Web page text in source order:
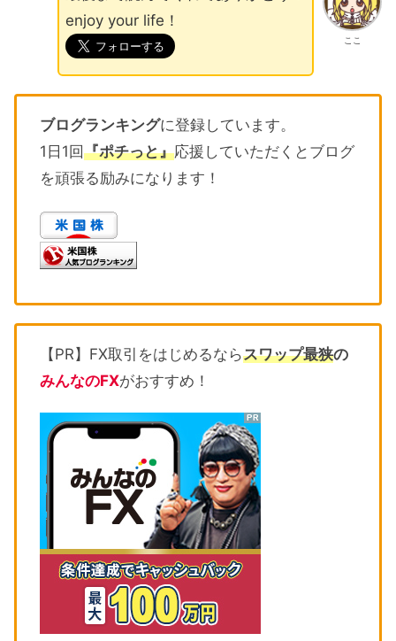
ここ
enjoy your life！
ブログランキングに登録しています。
1日1回『ポチっと』応援していただくとブログ
を頑張る励みになります！
【PR】FX取引をはじめるならスワップ最狭の
みんなのFXがおすすめ！